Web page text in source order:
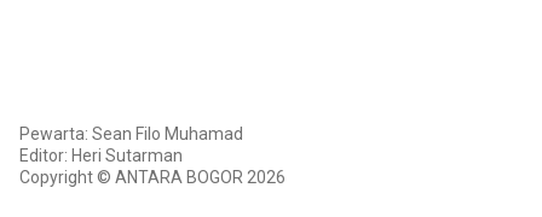
Pewarta: Sean Filo Muhamad
Editor: Heri Sutarman
Copyright © ANTARA BOGOR 2026